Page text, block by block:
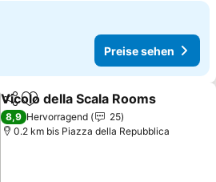
Preise sehen
TeilenZu Favoriten hinzufügen
Vicolo della Scala Rooms
8,9 Hervorragend
25
0.2 km bis Piazza della Repubblica